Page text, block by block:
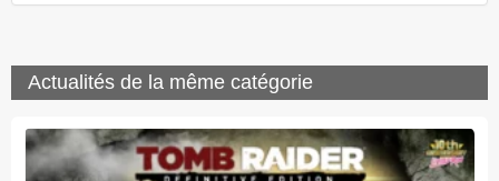
Actualités de la même catégorie